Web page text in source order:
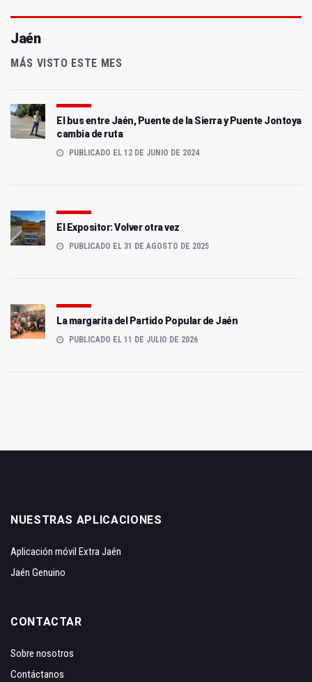
Jaén
MÁS VISTO ESTE MES
El bus entre Jaén, Puente de la Sierra y Puente Jontoya
cambia de ruta
PUBLICADO EL 12 DE JUNIO DE 2024
El Expositor: Volver otra vez
PUBLICADO EL 31 DE AGOSTO DE 2025
La margarita del Partido Popular de Jaén
PUBLICADO EL 11 DE JULIO DE 2026
NUESTRAS APLICACIONES
Aplicación móvil Extra Jaén
Jaén Genuino
CONTACTAR
Sobre nosotros
Contáctanos